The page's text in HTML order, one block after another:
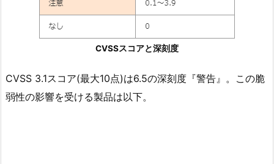
CVSSスコアと深刻度
CVSS 3.1スコア(最大10点)は6.5の深刻度『警告』。この脆
弱性の影響を受ける製品は以下。